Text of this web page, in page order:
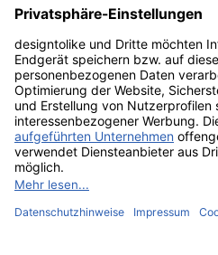
Information und Impressum
Zahlung & Versand
Impressum